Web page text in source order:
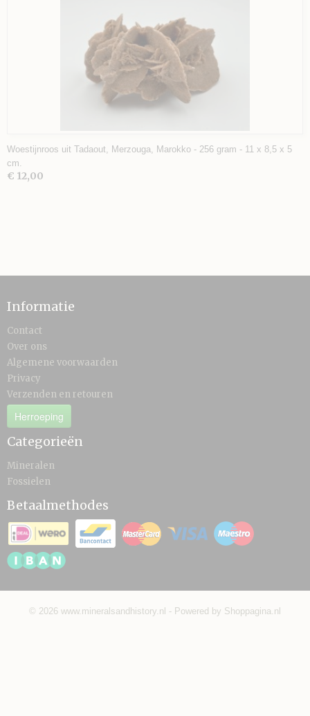
Woestijnroos uit Tadaout, Merzouga, Marokko - 256 gram - 11 x 8,5 x 5
cm.
€ 12,00
Informatie
Contact
Over ons
Algemene voorwaarden
Privacy
Verzenden en retouren
Herroeping
Categorieën
Mineralen
Fossielen
Betaalmethodes
© 2026 www.mineralsandhistory.nl - Powered by Shoppagina.nl